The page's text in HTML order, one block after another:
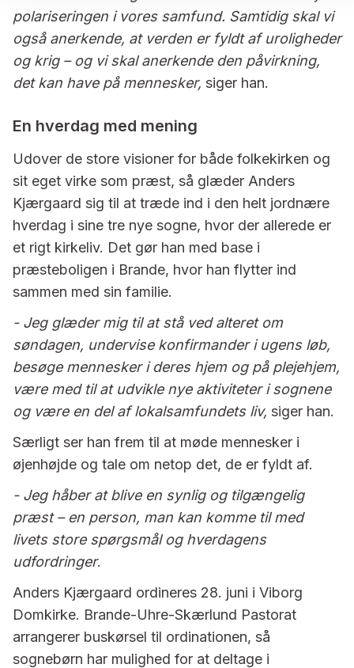
polariseringen i vores samfund. Samtidig skal vi
også anerkende, at verden er fyldt af uroligheder
og krig – og vi skal anerkende den påvirkning,
det kan have på mennesker, siger han.
En hverdag med mening
Udover de store visioner for både folkekirken og
sit eget virke som præst, så glæder Anders
Kjærgaard sig til at træde ind i den helt jordnære
hverdag i sine tre nye sogne, hvor der allerede er
et rigt kirkeliv. Det gør han med base i
præsteboligen i Brande, hvor han flytter ind
sammen med sin familie.
- Jeg glæder mig til at stå ved alteret om
søndagen, undervise konfirmander i ugens løb,
besøge mennesker i deres hjem og på plejehjem,
være med til at udvikle nye aktiviteter i sognene
og være en del af lokalsamfundets liv, siger han.
Særligt ser han frem til at møde mennesker i
øjenhøjde og tale om netop det, de er fyldt af.
- Jeg håber at blive en synlig og tilgængelig
præst – en person, man kan komme til med
livets store spørgsmål og hverdagens
udfordringer.
Anders Kjærgaard ordineres 28. juni i Viborg
Domkirke. Brande-Uhre-Skærlund Pastorat
arrangerer buskørsel til ordinationen, så
sognebørn har mulighed for at deltage i